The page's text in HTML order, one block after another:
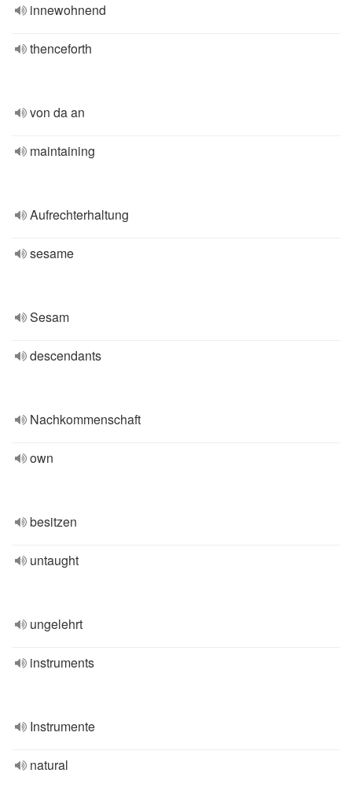
innewohnend
thenceforth
von da an
maintaining
Aufrechterhaltung
sesame
Sesam
descendants
Nachkommenschaft
own
besitzen
untaught
ungelehrt
instruments
Instrumente
natural